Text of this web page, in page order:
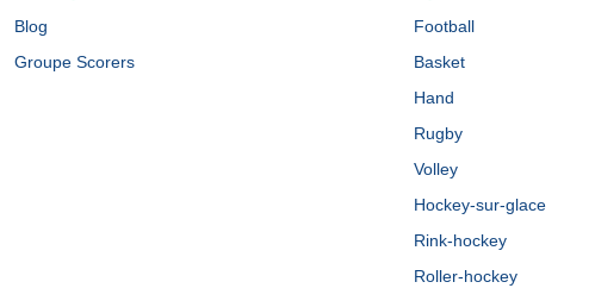
Blog
Groupe Scorers
Football
Basket
Hand
Rugby
Volley
Hockey-sur-glace
Rink-hockey
Roller-hockey